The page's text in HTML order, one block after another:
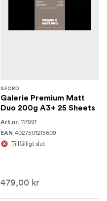
ILFORD
Galerie Premium Matt
Duo 200g A3+ 25 Sheets
Art.nr. 117991
EAN 4027501215609
Tillfälligt slut
479,00 kr